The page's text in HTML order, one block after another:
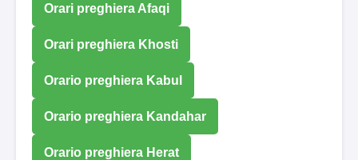
Orari preghiera Afaqi
Orari preghiera Khosti
Orario preghiera Kabul
Orario preghiera Kandahar
Orario preghiera Herat